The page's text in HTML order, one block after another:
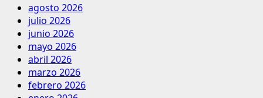
agosto 2026
julio 2026
junio 2026
mayo 2026
abril 2026
marzo 2026
febrero 2026